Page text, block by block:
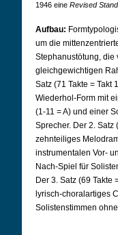
1946 eine Revised
Aufbau:
um die
Stephanustötung, die
gleichgewichtigen
Satz (71 Takte = Takt
Wiederhol-Form mit
(1-11 = A) und einer
Sprecher. Der 2. Satz
zehnteiliges
instrumentalen Vor-
Nach-Spiel für
Der 3. Satz (69 Takte
lyrisch-choralartiges
Solistenstimmen